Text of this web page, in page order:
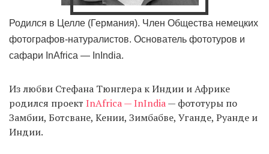
Родился в Целле (Германия). Член Общества немецких
фотографов-натуралистов. Основатель фототуров и
сафари InAfrica — InIndia.
Из любви Стефана Тюнглера к Индии и Африке
родился проект InAfrica — InIndia— фототуры по
Замбии, Ботсване, Кении, Зимбабве, Уганде, Руанде и
Индии.